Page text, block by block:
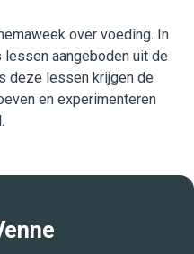
over voeding. In
aangeboden uit de
deze lessen krijgen de
en experimenteren